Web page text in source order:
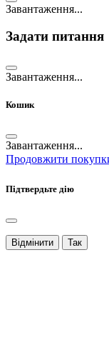
Завантаження...
Задати питання
Завантаження...
Кошик
Завантаження...
Продовжити
Підтвердьте дію
Відмінити Так